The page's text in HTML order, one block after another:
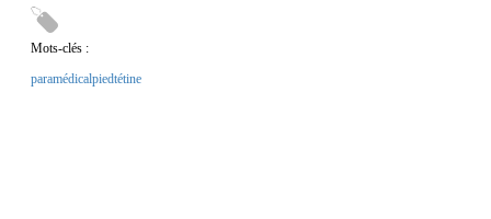
Mots-clés :
paramédicalpiedtétine